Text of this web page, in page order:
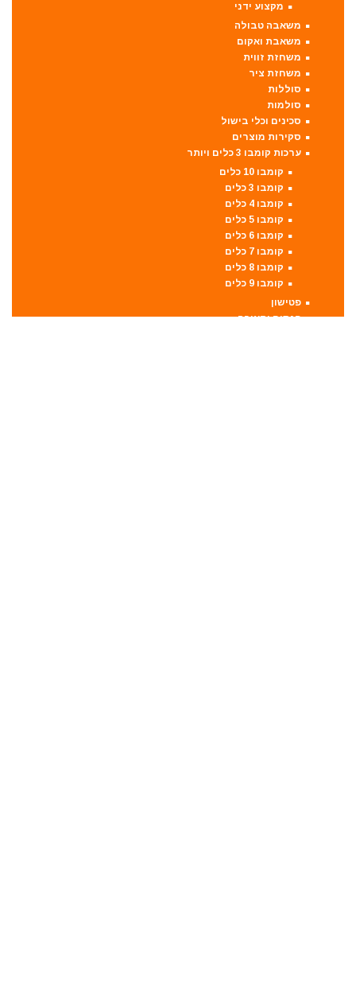
מקצוע ידני
משאבה טבולה
משאבת ואקום
משחזת זווית
משחזת ציר
סוללות
סולמות
סכינים וכלי בישול
סקירות מוצרים
ערכות קומבו 3 כלים ויותר
קומבו 10 כלים
קומבו 3 כלים
קומבו 4 כלים
קומבו 5 כלים
קומבו 6 כלים
קומבו 7 כלים
קומבו 8 כלים
קומבו 9 כלים
פטישון
פנסים ותאורה